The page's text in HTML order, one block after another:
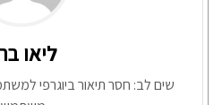
ליאו
שים לב: חסר תיאור ביוגרפי